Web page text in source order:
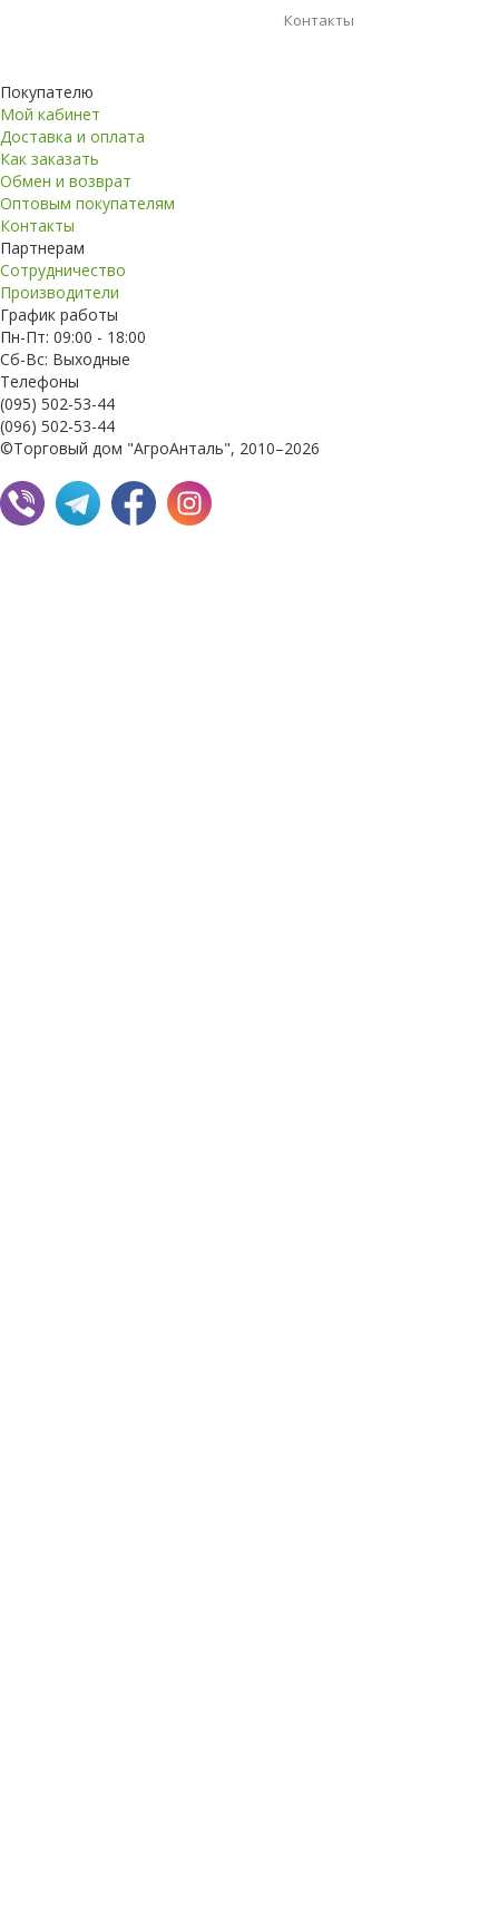
Контакты
Покупателю
Мой кабинет
Доставка и оплата
Как заказать
Обмен и возврат
Оптовым покупателям
Контакты
Партнерам
Сотрудничество
Производители
График работы
Пн-Пт: 09:00 - 18:00
Сб-Вс: Выходные
Телефоны
(095) 502-53-44
(096) 502-53-44
©Торговый дом "АгроАнталь", 2010–2026